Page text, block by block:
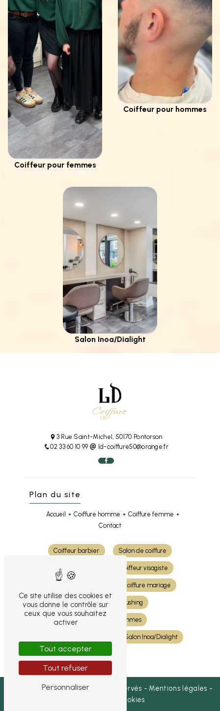
Coiffeur pour femmes
Coiffeur pour hommes
Salon Inoa/Dialight
3 Rue Saint-Michel, 50170 Pontorson
02 33 60 10 99
ld-coiffure50@orange.fr
Plan du site
Accueil Coiffure homme
Coiffure femme
Contact
Coiffeur barbier Salon de coiffure
Coiffure cheveux Coiffeur visagiste
Coiffure mariage
Shampoing et brushing
Coiffeur pour femmes
Salon Inoa/Dialight
Vistalid- 2026 - Tous droits réservés - Mentions légales -
Gestion des cookies
Ce site utilise des cookies et
vous donne le contrôle sur
ceux que vous souhaitez
activer
Tout accepter
Tout refuser
Personnaliser